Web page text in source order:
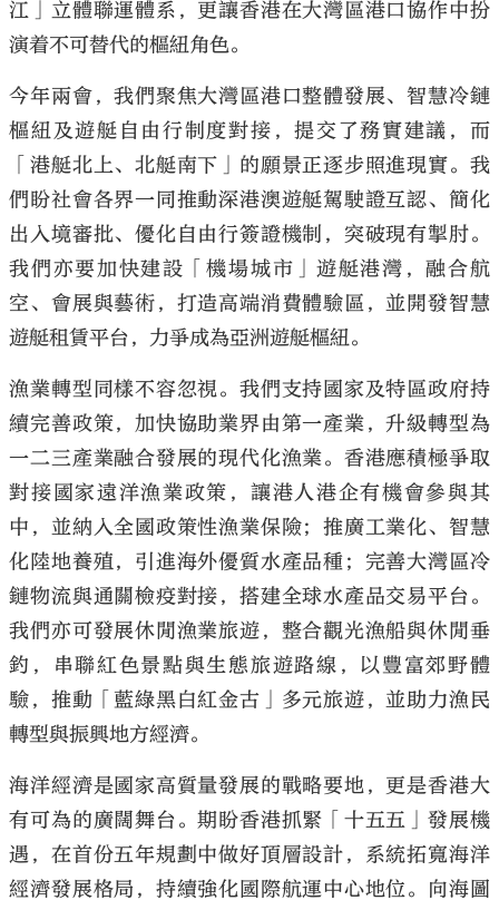
江」立體聯運體系，更讓香港在大灣區港口協作中扮
演着不可替代的樞紐角色。
今年兩會，我們聚焦大灣區港口整體發展、智慧冷鏈
樞紐及遊艇自由行制度對接，提交了務實建議，而
「港艇北上、北艇南下」的願景正逐步照進現實。我
們盼社會各界一同推動深港澳遊艇駕駛證互認、簡化
出入境審批、優化自由行簽證機制，突破現有掣肘。
我們亦要加快建設「機場城市」遊艇港灣，融合航
空、會展與藝術，打造高端消費體驗區，並開發智慧
遊艇租賃平台，力爭成為亞洲遊艇樞紐。
漁業轉型同樣不容忽視。我們支持國家及特區政府持
續完善政策，加快協助業界由第一產業，升級轉型為
一二三產業融合發展的現代化漁業。香港應積極爭取
對接國家遠洋漁業政策，讓港人港企有機會參與其
中，並納入全國政策性漁業保險；推廣工業化、智慧
化陸地養殖，引進海外優質水產品種；完善大灣區冷
鏈物流與通關檢疫對接，搭建全球水產品交易平台。
我們亦可發展休閒漁業旅遊，整合觀光漁船與休閒垂
釣，串聯紅色景點與生態旅遊路線，以豐富郊野體
驗，推動「藍綠黑白紅金古」多元旅遊，並助力漁民
轉型與振興地方經濟。
海洋經濟是國家高質量發展的戰略要地，更是香港大
有可為的廣闊舞台。期盼香港抓緊「十五五」發展機
遇，在首份五年規劃中做好頂層設計，系統拓寬海洋
經濟發展格局，持續強化國際航運中心地位。向海圖